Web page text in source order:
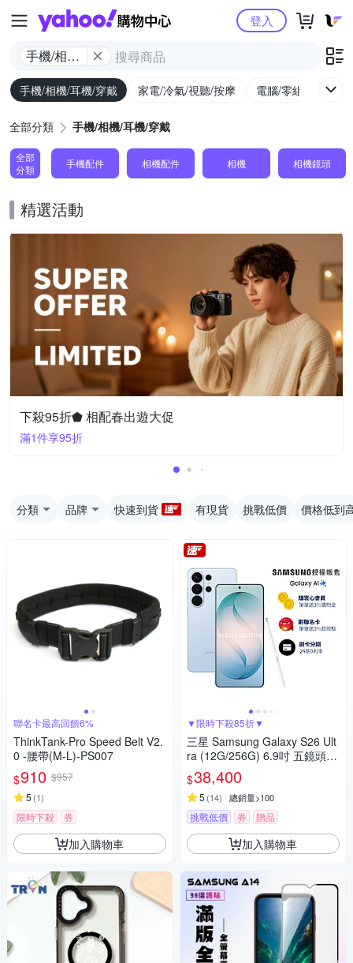
Yahoo購物中心
手機/相機/
耳機/穿戴
登入
手機/相機/耳機/穿戴 家電/冷氣/視聽/按摩 電腦/零組件/週邊/
全部分類 手機/相機/耳機/穿戴
全部
分類
手機配件 相機配件 相機 相機鏡頭
精選活動
下殺95折⬟ 相配春出遊大促
滿1件享95折
分類 品牌 快速到貨 有現貨 挑戰低價 價格低到
聯名卡最高回饋6%
ThinkTank-Pro Speed Belt V2.
0 -腰帶(M-L)-PS007
$910 $957
5 (1)
限時下殺 券
加入購物車
▼限時下殺85折▼
三星 Samsung Galaxy S26 Ult
ra (12G/256G) 6.9吋 五鏡頭智
慧手機
$38,400
5 (14) 總銷量>100
挑戰低價 券 贈品
加入購物車